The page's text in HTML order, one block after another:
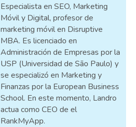
Especialista en SEO, Marketing
Móvil y Digital, profesor de
marketing móvil en Disruptive
MBA. Es licenciado en
Administración de Empresas por la
USP (Universidad de São Paulo) y
se especializó en Marketing y
Finanzas por la European Business
School. En este momento, Landro
actua como CEO de el
RankMyApp.